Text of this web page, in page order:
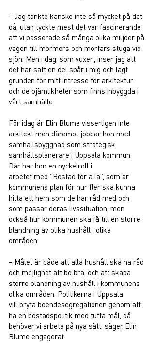
– Jag tänkte kanske inte så mycket på det
då, utan tyckte mest det var fascinerande
att vi passerade så många olika miljöer på
vägen till mormors och morfars stuga vid
sjön. Men i dag, som vuxen, inser jag att
det har satt en del spår i mig och lagt
grunden för mitt intresse för arkitektur
och de ojämlikheter som finns inbyggda i
vårt samhälle.
För idag är Elin Blume visserligen inte
arkitekt men däremot jobbar hon med
samhällsbyggnad som strategisk
samhällsplanerare i Uppsala kommun.
Där har hon en nyckelroll i
arbetet med ”Bostad för alla”, som är
kommunens plan för hur fler ska kunna
hitta ett hem som de har råd med och
som passar deras livssituation, men
också hur kommunen ska få till en större
blandning av olika hushåll i olika
områden.
– Målet är både att alla hushåll ska ha råd
och möjlighet att bo bra, och att skapa
större blandning av hushåll i kommunens
olika områden. Politikerna i Uppsala
vill bryta boendesegregationen genom att
ha en bostadspolitik med tuffa mål, då
behöver vi arbeta på nya sätt, säger Elin
Blume engagerat.